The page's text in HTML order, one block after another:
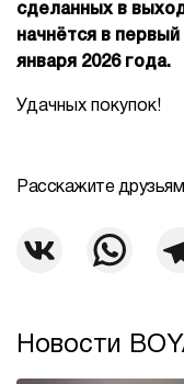
сделанных в
начнётся в
января 2026 года.
Удачных покупок!
Расскажите
Новости